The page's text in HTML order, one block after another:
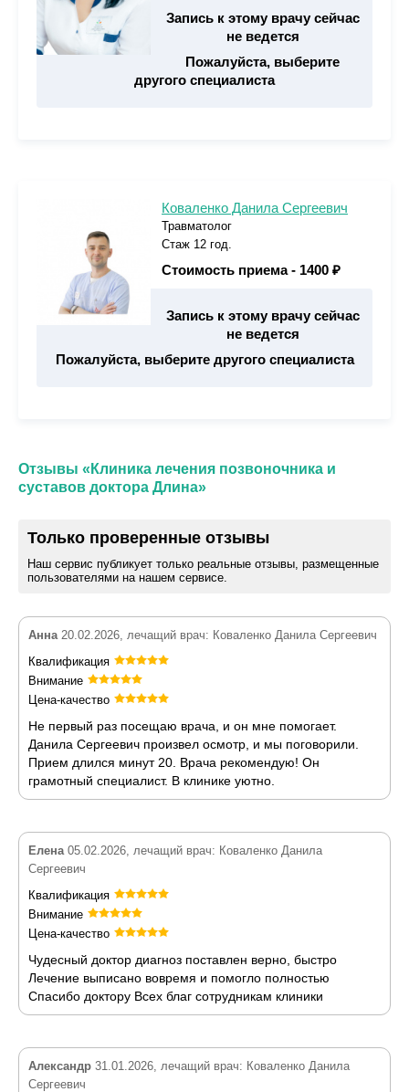
Запись к этому врачу сейчас
не ведется
Пожалуйста, выберите
другого специалиста
Коваленко Данила Сергеевич
Травматолог
Стаж 12 год.
Стоимость приема - 1400 ₽
Запись к этому врачу сейчас
не ведется
Пожалуйста, выберите другого специалиста
Отзывы «Клиника лечения позвоночника и
суставов доктора Длина»
Только проверенные отзывы
Наш сервис публикует только реальные отзывы, размещенные
пользователями на нашем сервисе.
Анна20.02.2026, лечащий врач: Коваленко Данила Сергеевич
Квалификация
Внимание
Цена-качество
Не первый раз посещаю врача, и он мне помогает.
Данила Сергеевич произвел осмотр, и мы поговорили.
Прием длился минут 20. Врача рекомендую! Он
грамотный специалист. В клинике уютно.
Елена05.02.2026, лечащий врач: Коваленко Данила
Сергеевич
Квалификация
Внимание
Цена-качество
Чудесный доктор диагноз поставлен верно, быстро
Лечение выписано вовремя и помогло полностью
Спасибо доктору Всех благ сотрудникам клиники
Александр 31.01.2026, лечащий врач: Коваленко Данила
Сергеевич